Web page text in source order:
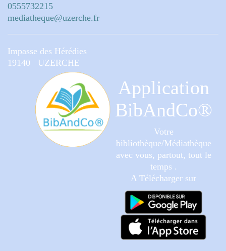
0555732215
mediatheque@uzerche.fr
Impasse des Hérédies
19140 UZERCHE
Application
BibAndCo®
Votre
bibliothèque/Médiathèque
avec vous, partout, tout le
temps .
A Télécharger sur